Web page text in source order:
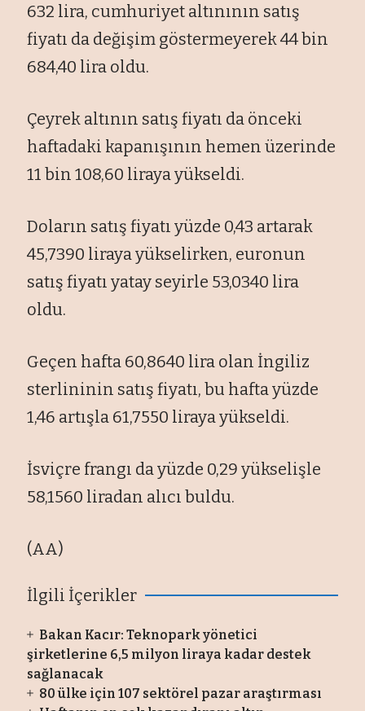
632 lira, cumhuriyet altınının satış
fiyatı da değişim göstermeyerek 44 bin
684,40 lira oldu.
Çeyrek altının satış fiyatı da önceki
haftadaki kapanışının hemen üzerinde
11 bin 108,60 liraya yükseldi.
Doların satış fiyatı yüzde 0,43 artarak
45,7390 liraya yükselirken, euronun
satış fiyatı yatay seyirle 53,0340 lira
oldu.
Geçen hafta 60,8640 lira olan İngiliz
sterlininin satış fiyatı, bu hafta yüzde
1,46 artışla 61,7550 liraya yükseldi.
İsviçre frangı da yüzde 0,29 yükselişle
58,1560 liradan alıcı buldu.
(AA)
İlgili İçerikler
Bakan Kacır: Teknopark yönetici
şirketlerine 6,5 milyon liraya kadar destek
sağlanacak
80 ülke için 107 sektörel pazar araştırması